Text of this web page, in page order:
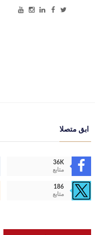
ابق متصلا
36K
متابع
186
متابع